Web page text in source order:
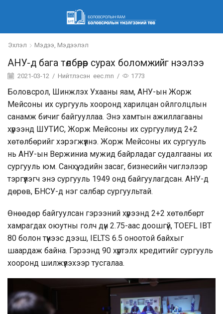
Эхлэл Мэдээ, Мэдээлэл
АНУ-д бага төлбөрөөр сурах боломжийг нээлээ
2021-03-12 / Нийтлэсэн eec.mn / 1773
Боловсрол, Шинжлэх Ухааны яам, АНУ-ын Жорж
Мейсоны их сургууль хооронд харилцан ойлголцлын
санамж бичиг байгууллаа. Энэ хамтын ажиллагааны
хүрээнд ШУТИС, Жорж Мейсоны их сургуулиуд 2+2
хөтөлбөрийг хэрэгжүүлнэ. Жорж Мейсоны их сургууль
нь АНУ-ын Вержиниа мужид байрладаг судалгааны их
сургууль юм. Санхүү, эдийн засаг, бизнесийн чиглэлээр
тэргүүлэгч энэ сургууль 1949 онд байгуулагдсан. АНУ-д
дөрөв, БНСУ-д нэг салбар сургуультай.
Өнөөдөр байгуулсан гэрээний хүрээнд 2+2 хөтөлбөрт
хамрагдах оюутны голч дүн 2.75-аас доошгүй, TOEFL IBT
80 болон түүнээс дээш, IELTS 6.5 оноотой байхыг
шаардаж байна. Гэрээнд 90 хүртэлх кредитийг сургууль
хооронд шилжүүлэхээр тусгалаа.